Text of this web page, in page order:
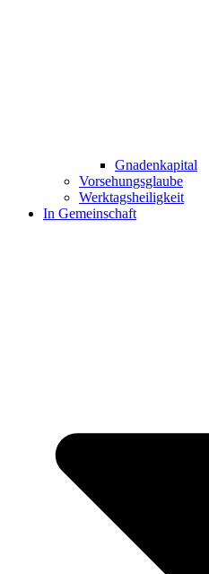
Gnadenkapital
Vorsehungsglaube
Werktagsheiligkeit
In Gemeinschaft